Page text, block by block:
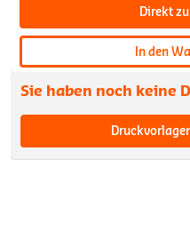
Direkt
In den
Sie haben noch keine